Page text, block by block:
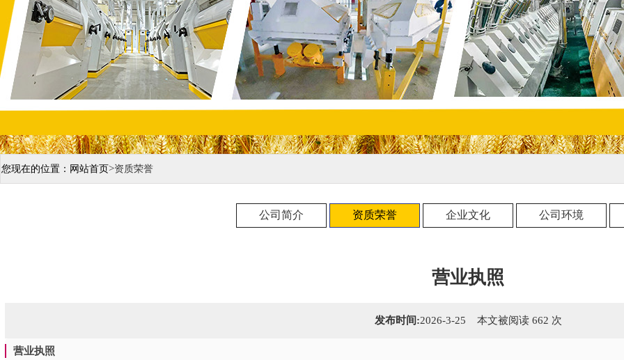
您现在的位置： 网站首页>资质荣誉
公司简介 资质荣誉 企业文化 公司环境
营业执照
发布时间:2026-3-25 本文被阅读 662 次
营业执照